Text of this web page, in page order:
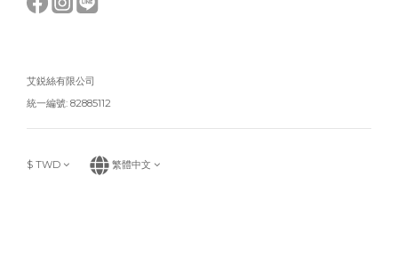
艾鋭絲有限公司
統一編號: 82885112
$ TWD 繁體中文